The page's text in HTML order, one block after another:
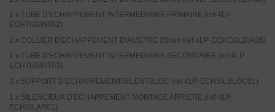
1 x TUBE D'ECHAPPEMENT INTERMEDIAIRE PRIMAIRE (ref 4LP-
ECHTUBINT02)
2 x COLLIER D'ECHAPPEMENT DIAMETRE 35mm (ref 4LP-ECHCOLDIA35)
1 x TUBE D'ECHAPPEMENT INTERMEDIAIRE SECONDAIRE (ref 4LP-
ECHTUBINT03)
3 x SUPPORT D'ECHAPPEMENT/SILENTBLOC (ref 4LP-ECHSILBLOC01)
1 x SILENCIEUX D'ECHAPPEMENT MONTAGE ARRIERE (ref 4LP-
ECHSILAR01)